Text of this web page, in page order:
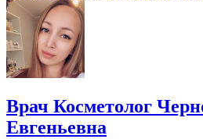
Врач Косметолог
Евгеньевна